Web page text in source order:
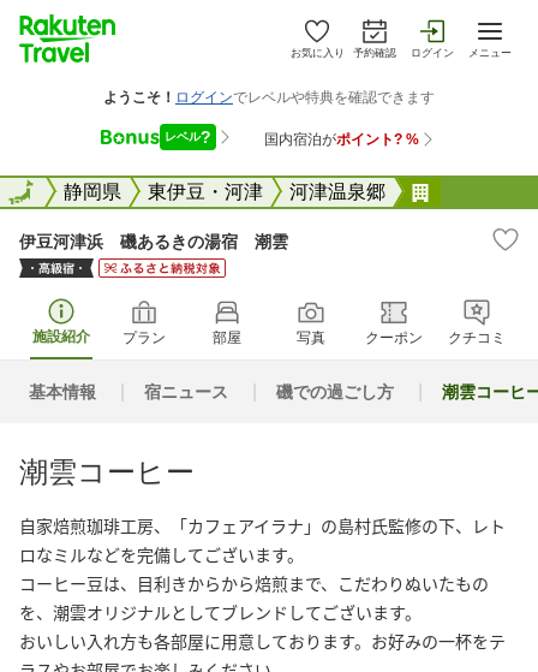
お気に入り 予約確認 ログイン メニュー
全国静岡県 東伊豆・河津 河津温泉郷
全国
伊豆河津浜 磯あるきの湯宿 潮雲
施設紹介 プラン 部屋 写真 クーポン クチコミ
基本情報 宿ニュース 磯での過ごし方 潮雲コーヒ
潮雲コーヒー
自家焙煎珈琲工房、「カフェアイラナ」の島村氏監修の下、レト
ロなミルなどを完備してございます。
コーヒー豆は、目利きからから焙煎まで、こだわりぬいたもの
を、潮雲オリジナルとしてブレンドしてございます。
おいしい入れ方も各部屋に用意しております。お好みの一杯をテ